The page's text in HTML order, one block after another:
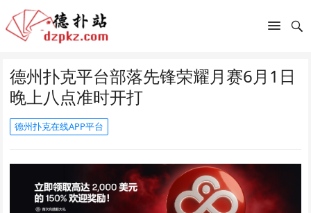
德州扑克平台部落先锋荣耀月赛6月1日
晚上八点准时开打
德州扑克在线APP平台